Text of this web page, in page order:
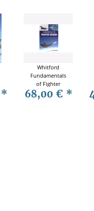
*
Whitford
Fundamentals
of Fighter
Design
68,00 € *